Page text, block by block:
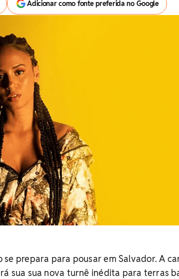
Adicionar como fonte preferida no Google
se prepara para pousar em Salvador. A
sua sua nova turnê inédita para terras